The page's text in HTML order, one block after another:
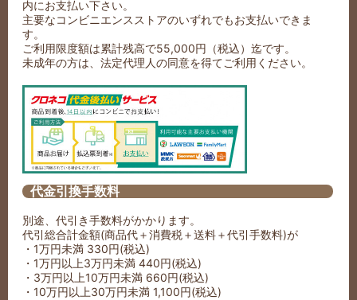
内にお支払い下さい。
主要なコンビニエンスストアのいずれでもお支払いできま
す。
ご利用限度額は累計残高で55,000円（税込）迄です。
未成年の方は、法定代理人の同意を得てご利用ください。
代金引換手数料
別途、代引き手数料がかかります。
代引総合計金額(商品代＋消費税＋送料＋代引手数料)が
・1万円未満 330円(税込)
・1万円以上3万円未満 440円(税込)
・3万円以上10万円未満 660円(税込)
・10万円以上30万円未満 1,100円(税込)